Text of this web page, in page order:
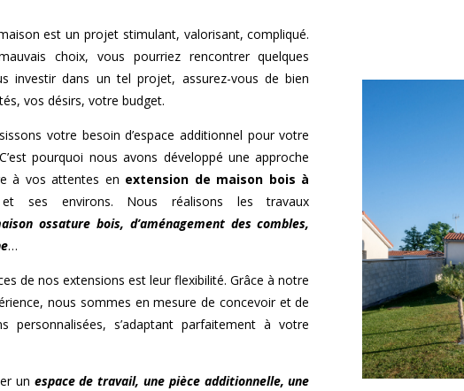
est un projet stimulant, valorisant, compliqué.
choix, vous pourriez rencontrer quelques
investir dans un tel projet, assurez-vous de bien
vos désirs, votre budget.
votre besoin d’espace additionnel pour votre
pourquoi nous avons développé une approche
à vos attentes en extension de maison bois à
ses environs. Nous réalisons les travaux
ossature bois, d’aménagement des combles,
…
de nos extensions est leur flexibilité. Grâce à notre
nous sommes en mesure de concevoir et de
personnalisées, s’adaptant parfaitement à votre
un espace de travail, une pièce additionnelle, une